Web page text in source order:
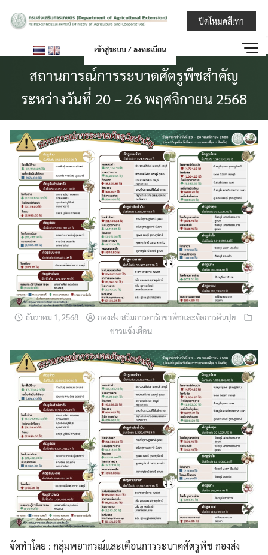
กรมส่งเสริมกา
เข้าสู่ระบบ / ลงทะเบียน
สถานการณ์การระบาดศัตรูพืชสำคัญ
ระหว่างวันที่ 20 – 26 พฤศจิกายน 2568
ธันวาคม 1, 2568
กองส่งเสริมการอารักขาพืชและจัดการดินปุ๋ย
ข่าวแจ้งเตือน
จัดทำโดย : กลุ่มพยากรณ์และเตือนการระบาดศัตรูพืช กองส่ง
ปิดโหมดสีเทา